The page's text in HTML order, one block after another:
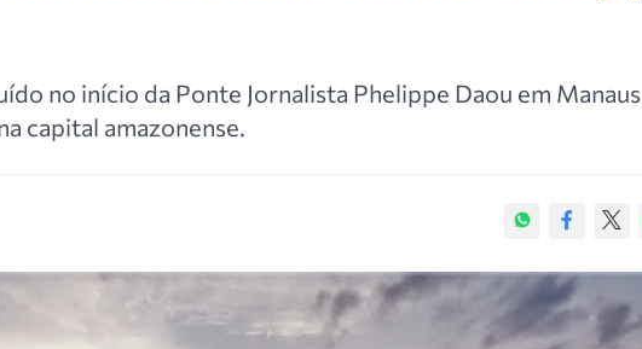
no início da Ponte Jornalista Phelippe Daou em Manaus
capital amazonense.